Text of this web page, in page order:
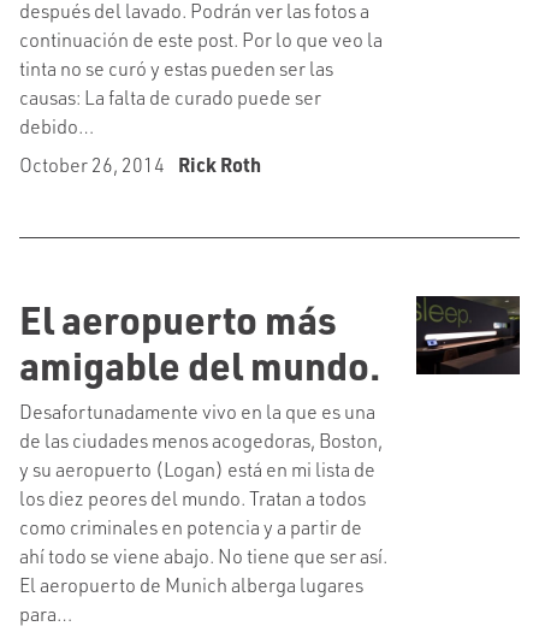
después del lavado. Podrán ver las fotos a
continuación de este post. Por lo que veo la
tinta no se curó y estas pueden ser las
causas: La falta de curado puede ser
debido…
October 26, 2014
Rick Roth
El aeropuerto más
amigable del mundo.
Desafortunadamente vivo en la que es una
de las ciudades menos acogedoras, Boston,
y su aeropuerto (Logan) está en mi lista de
los diez peores del mundo. Tratan a todos
como criminales en potencia y a partir de
ahí todo se viene abajo. No tiene que ser así.
El aeropuerto de Munich alberga lugares
para…